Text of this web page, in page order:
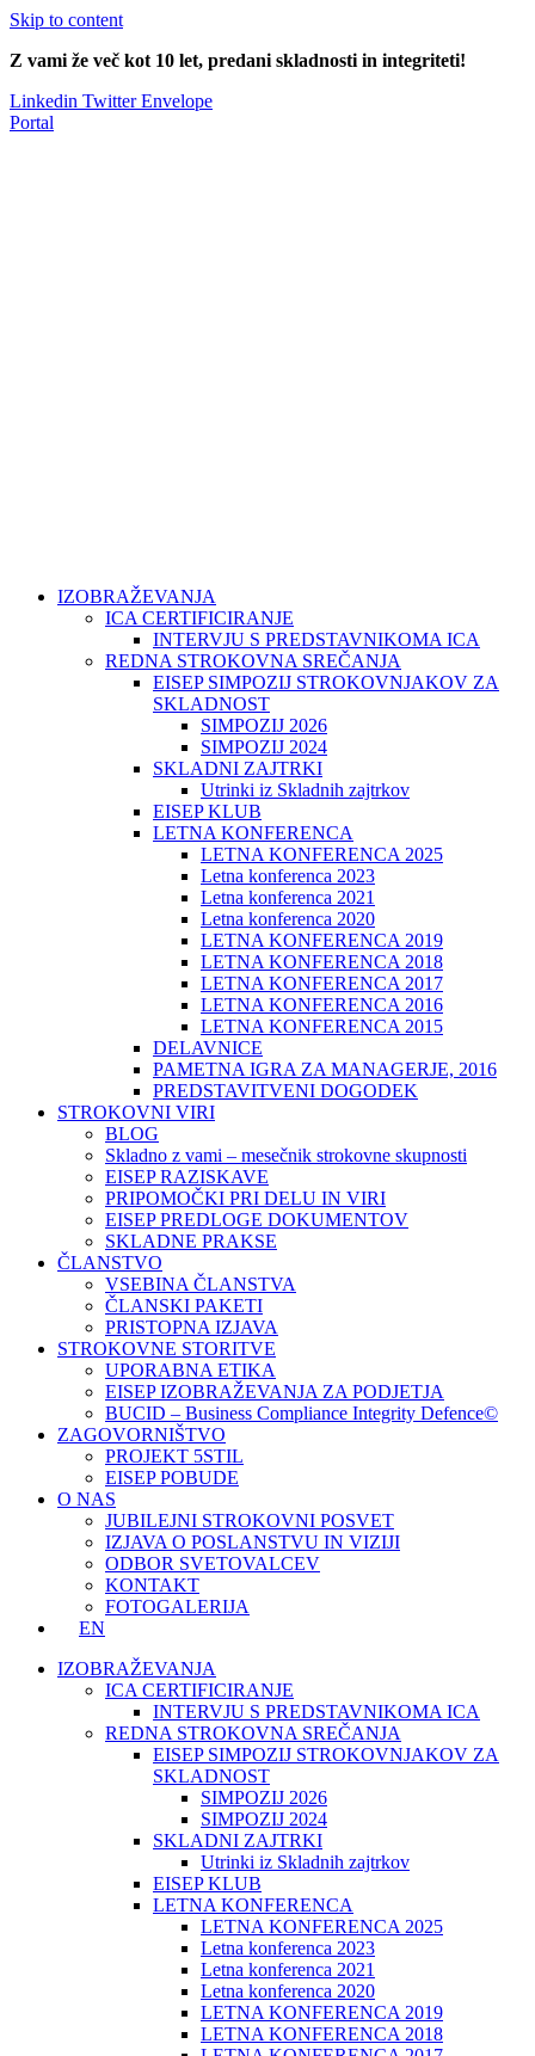
Skip to content
Z vami že več kot 10 let, predani skladnosti in integriteti!
Linkedin Twitter Envelope
Portal
IZOBRAŽEVANJA
ICA CERTIFICIRANJE
INTERVJU S PREDSTAVNIKOMA ICA
REDNA STROKOVNA SREČANJA
EISEP SIMPOZIJ STROKOVNJAKOV ZA
SKLADNOST
SIMPOZIJ 2026
SIMPOZIJ 2024
SKLADNI ZAJTRKI
Utrinki iz Skladnih zajtrkov
EISEP KLUB
LETNA KONFERENCA
LETNA KONFERENCA 2025
Letna konferenca 2023
Letna konferenca 2021
Letna konferenca 2020
LETNA KONFERENCA 2019
LETNA KONFERENCA 2018
LETNA KONFERENCA 2017
LETNA KONFERENCA 2016
LETNA KONFERENCA 2015
DELAVNICE
PAMETNA IGRA ZA MANAGERJE, 2016
PREDSTAVITVENI DOGODEK
STROKOVNI VIRI
BLOG
Skladno z vami – mesečnik strokovne skupnosti
EISEP RAZISKAVE
PRIPOMOČKI PRI DELU IN VIRI
EISEP PREDLOGE DOKUMENTOV
SKLADNE PRAKSE
ČLANSTVO
VSEBINA ČLANSTVA
ČLANSKI PAKETI
PRISTOPNA IZJAVA
STROKOVNE STORITVE
UPORABNA ETIKA
EISEP IZOBRAŽEVANJA ZA PODJETJA
BUCID – Business Compliance Integrity Defence©
ZAGOVORNIŠTVO
PROJEKT 5STIL
EISEP POBUDE
O NAS
JUBILEJNI STROKOVNI POSVET
IZJAVA O POSLANSTVU IN VIZIJI
ODBOR SVETOVALCEV
KONTAKT
FOTOGALERIJA
EN
IZOBRAŽEVANJA
ICA CERTIFICIRANJE
INTERVJU S PREDSTAVNIKOMA ICA
REDNA STROKOVNA SREČANJA
EISEP SIMPOZIJ STROKOVNJAKOV ZA
SKLADNOST
SIMPOZIJ 2026
SIMPOZIJ 2024
SKLADNI ZAJTRKI
Utrinki iz Skladnih zajtrkov
EISEP KLUB
LETNA KONFERENCA
LETNA KONFERENCA 2025
Letna konferenca 2023
Letna konferenca 2021
Letna konferenca 2020
LETNA KONFERENCA 2019
LETNA KONFERENCA 2018